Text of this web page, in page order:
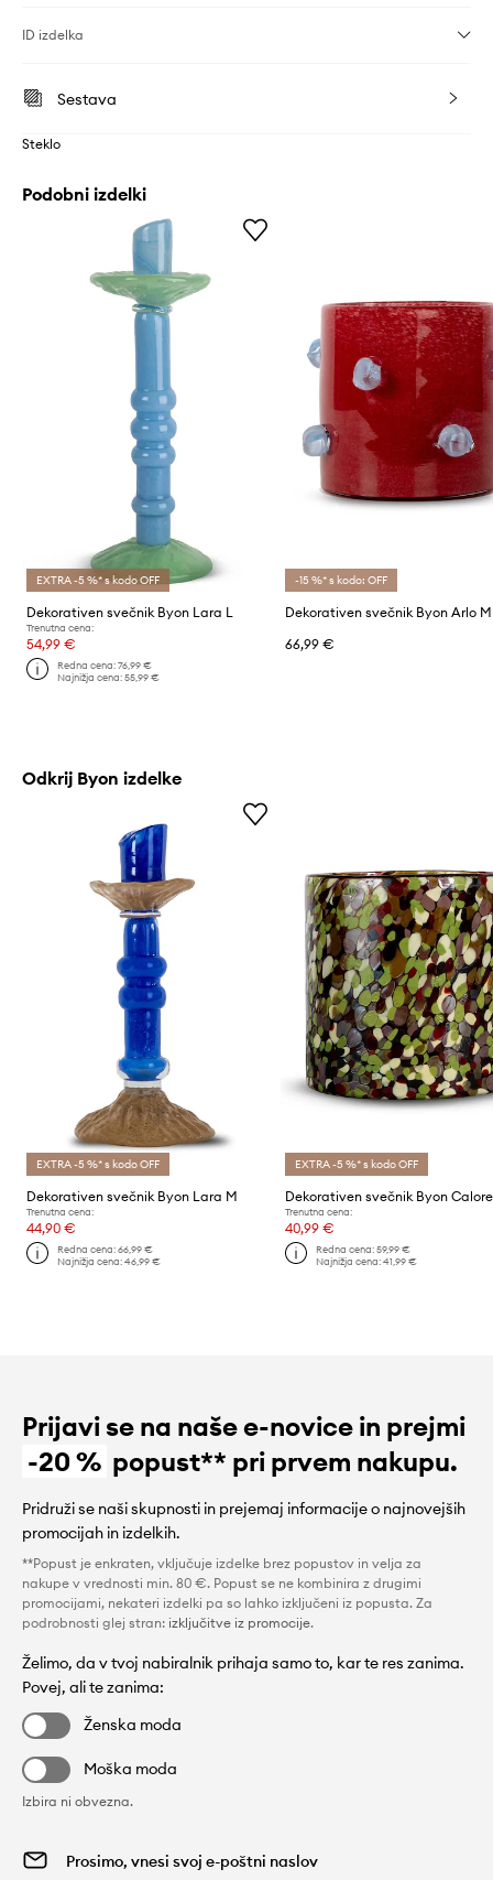
ID izdelka
Sestava
Steklo
Podobni izdelki
EXTRA -5 %* s kodo OFF
Dekorativen svečnik Byon Lara L
Trenutna cena:
54,99 €
Redna cena:76,99 €
Najnižja cena:55,99 €
-15 %* s kodo: OFF
Dekorativen svečnik Byon Arlo M
66,99 €
Odkrij Byon izdelke
EXTRA -5 %* s kodo OFF
Dekorativen svečnik Byon Lara M
Trenutna cena:
44,90 €
Redna cena:66,99 €
Najnižja cena:46,99 €
EXTRA -5 %* s kodo OFF
Dekorativen svečnik Byon
Trenutna cena:
40,99 €
Redna cena: 59,99 €
Najnižja cena: 41,99 €
Prijavi se na naše e-novice in prejmi
-20 % popust** pri prvem nakupu.
Pridruži se naši skupnosti in prejemaj informacije o najnovejših
promocijah in izdelkih.
**Popust je enkraten, vključuje izdelke brez popustov in velja za
nakupe v vrednosti min. 80 €. Popust se ne kombinira z drugimi
promocijami, nekateri izdelki pa so lahko izključeni iz popusta. Za
podrobnosti glej stran: izključitve iz promocije.
Želimo, da v tvoj nabiralnik prihaja samo to, kar te res zanima.
Povej, ali te zanima:
Ženska moda
Moška moda
Izbira ni obvezna.